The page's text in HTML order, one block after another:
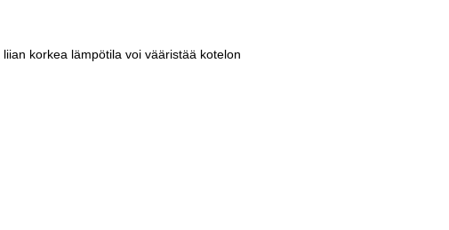
korkea lämpötila voi vääristää kotelon